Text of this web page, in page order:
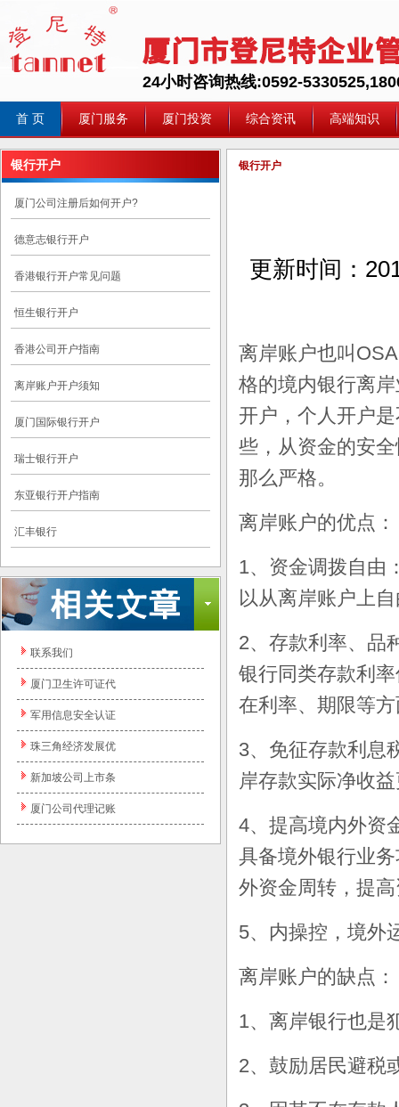
24小时咨询热线:0592-
首 页 厦门服务 厦门投资 综合资讯 高端知识
银行开户
厦门公司注册后如何开户?
德意志银行开户
香港银行开户常见问题
恒生银行开户
香港公司开户指南
离岸账户开户须知
厦门国际银行开户
瑞士银行开户
东亚银行开户指南
汇丰银行
联系我们
厦门卫生许可证代
军用信息安全认证
珠三角经济发展优
新加坡公司上市条
厦门公司代理记账
银行开户
更新时间：
离岸账户也叫
格的境内银行离
开户，个人开户
些，从资金的安
那么严格。
离岸账户的优点：
1、资金调拨自由
以从离岸账户上
2、存款利率、品
银行同类存款利
在利率、期限等
3、免征存款利息
岸存款实际净收
4、提高境内外资
具备境外银行业
外资金周转，提
5、内操控，境外
离岸账户的缺点：
1、离岸银行也是
2、鼓励居民避税